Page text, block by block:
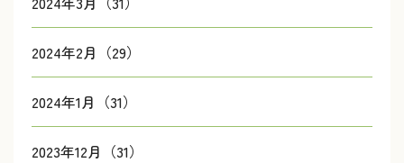
2024年2月（29）
2024年1月（31）
2023年12月（31）